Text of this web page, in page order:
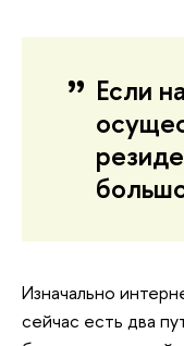
Если
Изначально
сейчас есть два